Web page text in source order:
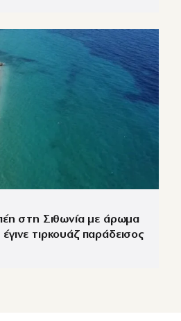
στη Σιθωνία με άρωμα
τιρκουάζ παράδεισος